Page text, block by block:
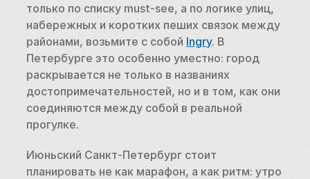
только по списку must-see, а по логике улиц,
набережных и коротких пеших связок между
районами, возьмите с собой Ingry. В
Петербурге это особенно уместно: город
раскрывается не только в названиях
достопримечательностей, но и в том, как они
соединяются между собой в реальной
прогулке.
Июньский Санкт-Петербург стоит
планировать не как марафон, а как ритм: утро